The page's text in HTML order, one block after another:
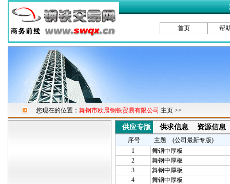
首页 帮
您现在的位置： 舞钢市欧晨钢铁贸易有限公司 主页 >>
供应专版 供求信息 资源信息
序号
主题 (公司最新专版)
1
舞钢中厚板
2
舞钢中厚板
3
舞钢中厚板
4
舞钢中厚板